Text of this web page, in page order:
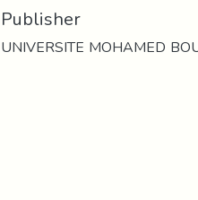
Publisher
UNIVERSITE MOHAMED